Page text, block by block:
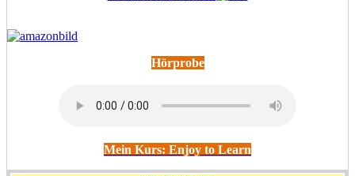
Hörprobe
Mein Kurs: Enjoy to Learn